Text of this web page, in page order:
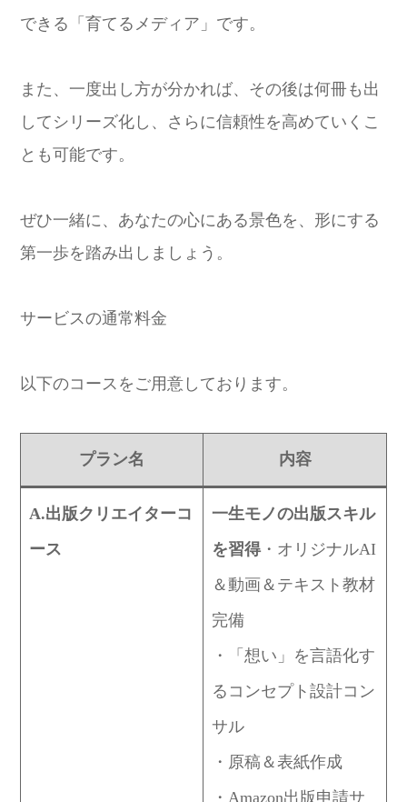
できる「育てるメディア」です。
また、一度出し方が分かれば、その後は何冊も出
してシリーズ化し、さらに信頼性を高めていくこ
とも可能です。
ぜひ一緒に、あなたの心にある景色を、形にする
第一歩を踏み出しましょう。
サービスの通常料金
以下のコースをご用意しております。
プラン名 内容
A.出版クリエイターコ
ース
一生モノの出版スキル
を習得・オリジナルAI
＆動画＆テキスト教材
完備
・「想い」を言語化す
るコンセプト設計コン
サル
・原稿＆表紙作成
・Amazon出版申請サ